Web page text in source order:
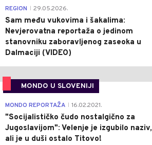
REGION 29.05.2026.
Sam među vukovima i šakalima:
Nevjerovatna reportaža o jedinom
stanovniku zaboravljenog zaseoka u
Dalmaciji (VIDEO)
MONDO U SLOVENIJI
MONDO REPORTAŽA 16.02.2021.
"Socijalističko čudo nostalgično za
Jugoslavijom": Velenje je izgubilo naziv,
ali je u duši ostalo Titovo!